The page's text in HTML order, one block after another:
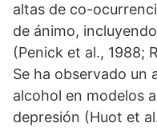
altas de co-
de ánimo,
(Penick et al., 1988;
Se ha observado un
alcohol en modelos
depresión (Huot et